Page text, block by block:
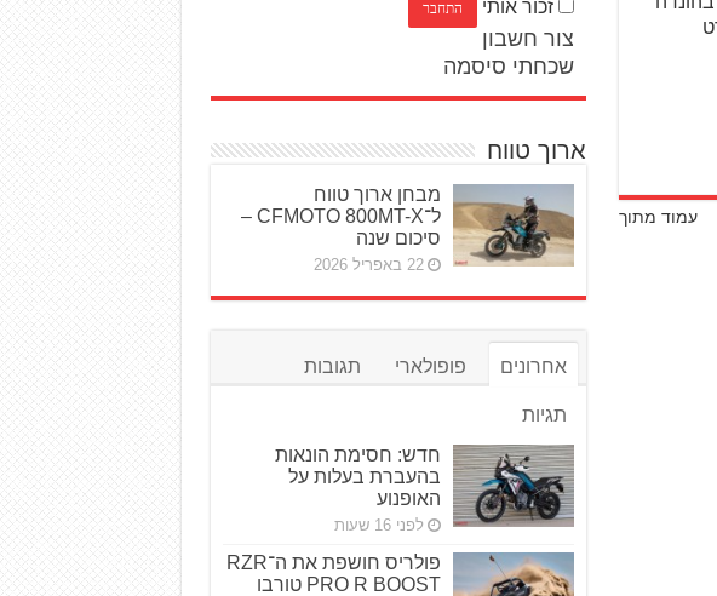
עמוד מתוך
זכור אותי
צור חשבון
שכחתי סיסמה
ארוך טווח
מבחן ארוך טווח
ל־CFMOTO 800MT-X –
סיכום שנה
22 באפריל 2026
אחרונים פופולארי תגובות
תגיות
חדש: חסימת הונאות
בהעברת בעלות על
האופנוע
לפני 16 שעות
פולריס חושפת את ה־RZR
PRO R BOOST טורבו